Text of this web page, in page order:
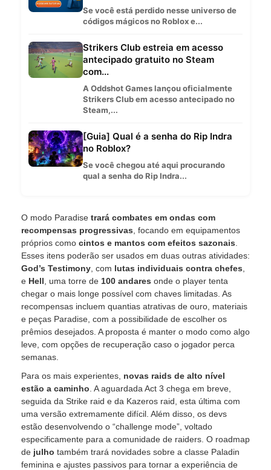
Se você está perdido nesse universo de
códigos mágicos no Roblox e...
Strikers Club estreia em acesso
antecipado gratuito no Steam
com...
A Oddshot Games lançou oficialmente
Strikers Club em acesso antecipado no
Steam,...
[Guia] Qual é a senha do Rip Indra
no Roblox?
Se você chegou até aqui procurando
qual a senha do Rip Indra...
O modo Paradise trará combates em ondas com
recompensas progressivas , focando em equipamentos
próprios como cintos e mantos com efeitos sazonais
Esses itens poderão ser usados em duas outras atividades:
God’s Testimony , com lutas individuais contra chefes
e Hell , uma torre de 100 andares onde o player tenta
chegar o mais longe possível com chaves limitadas. As
recompensas incluem quantias atrativas de ouro, materiais
e peças Paradise, com a possibilidade de escolher os
prêmios desejados. A proposta é manter o modo como algo
leve, com opções de recuperação caso o jogador perca
semanas.
Para os mais experientes, novas raids de alto nível
estão a caminho . A aguardada Act 3 chega em breve,
seguida da Strike raid e da Kazeros raid, esta última com
uma versão extremamente difícil. Além disso, os devs
estão desenvolvendo o “challenge mode”, voltado
especificamente para a comunidade de raiders. O roadmap
de julho também trará novidades sobre a classe Paladin
feminina e ajustes passivos para tornar a experiência de